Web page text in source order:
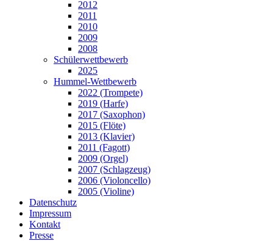
2012
2011
2010
2009
2008
Schülerwettbewerb
2025
Hummel-Wettbewerb
2022 (Trompete)
2019 (Harfe)
2017 (Saxophon)
2015 (Flöte)
2013 (Klavier)
2011 (Fagott)
2009 (Orgel)
2007 (Schlagzeug)
2006 (Violoncello)
2005 (Violine)
Datenschutz
Impressum
Kontakt
Presse